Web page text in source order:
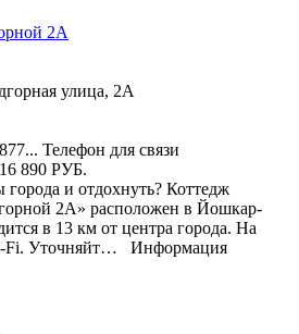
2А
улица, 2А
Телефон для связи
16 890 РУБ.
города и отдохнуть? Коттедж
2А» расположен в Йошкар-
в 13 км от центра города. На
Fi. Уточняйт… Информация